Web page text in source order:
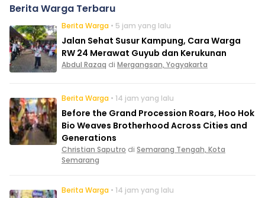
Berita Warga Terbaru
Berita Warga • 5 jam yang lalu
Jalan Sehat Susur Kampung, Cara Warga
RW 24 Merawat Guyub dan Kerukunan
Abdul Razaq di Mergangsan, Yogyakarta
Berita Warga • 14 jam yang lalu
Before the Grand Procession Roars, Hoo Hok
Bio Weaves Brotherhood Across Cities and
Generations
Christian Saputro di Semarang Tengah, Kota
Semarang
Berita Warga • 14 jam yang lalu